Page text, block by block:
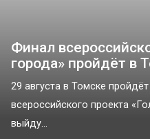
Финал
города» пройдёт в
29 августа в Томске
всероссийского проекта
выйду...